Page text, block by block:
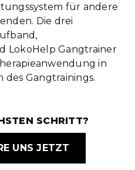
für andere
Die drei
LokoHelp Gangtrainer
in
Gangtrainings.
SCHRITT?
UNS JETZT